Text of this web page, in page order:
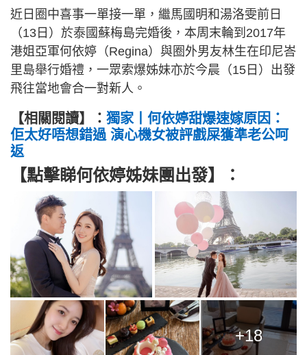
近日圈中喜事一單接一單，繼馬國明和湯洛雯前日
（13日）於泰國蘇梅島完婚後，本周末輪到2017年
港姐亞軍何依婷（Regina）與圈外男友林生在印尼峇
里島舉行婚禮，一眾索爆姊妹亦於今晨（15日）出發
飛往當地會合一對新人。
【相關閱讀】： 獨家丨何依婷甜爆速嫁原因：
佢太好唔想錯過 演心機女被評戲屎獲準老公呵
返
【點擊睇何依婷姊妹團出發】：
+18